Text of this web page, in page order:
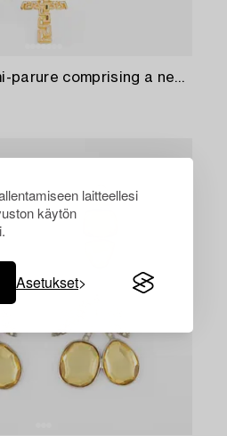
laitteellesi
käytön
Asetukset
A Versace demi-parure comprising a necklace and a pair of earrings.